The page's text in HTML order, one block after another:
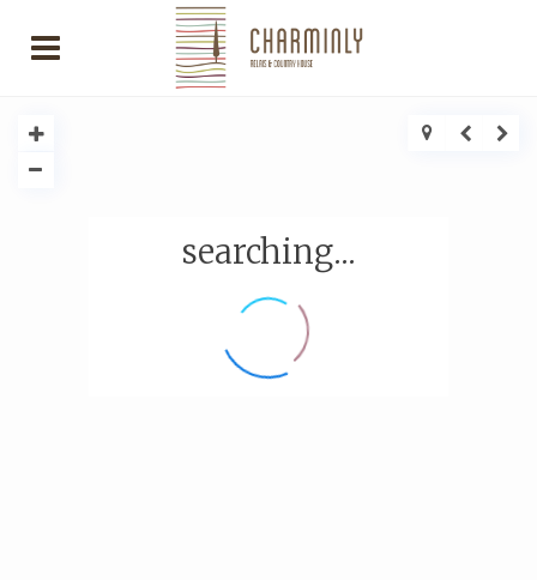
searching...